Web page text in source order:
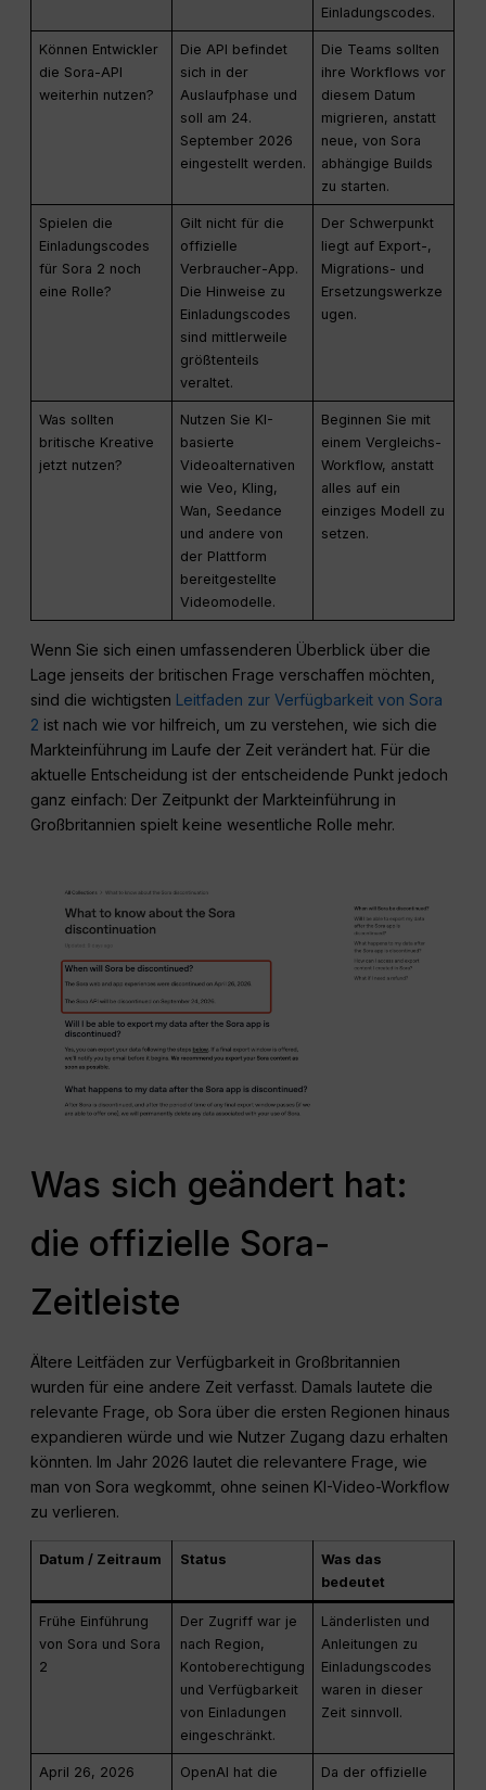
Einladungscodes.
Können Entwickler
die Sora-API
weiterhin nutzen?
Die API befindet
sich in der
Auslaufphase und
soll am 24.
September 2026
eingestellt werden.
Die Teams sollten
ihre Workflows vor
diesem Datum
migrieren, anstatt
neue, von Sora
abhängige Builds
zu starten.
Spielen die
Einladungscodes
für Sora 2 noch
eine Rolle?
Gilt nicht für die
offizielle
Verbraucher-App.
Die Hinweise zu
Einladungscodes
sind mittlerweile
größtenteils
veraltet.
Der Schwerpunkt
liegt auf Export-,
Migrations- und
Ersetzungswerkze
ugen.
Was sollten
britische Kreative
jetzt nutzen?
Nutzen Sie KI-
basierte
Videoalternativen
wie Veo, Kling,
Wan, Seedance
und andere von
der Plattform
bereitgestellte
Videomodelle.
Beginnen Sie mit
einem Vergleichs-
Workflow, anstatt
alles auf ein
einziges Modell zu
setzen.
Wenn Sie sich einen umfassenderen Überblick über die
Lage jenseits der britischen Frage verschaffen möchten,
sind die wichtigsten Leitfaden zur Verfügbarkeit von Sora
2 ist nach wie vor hilfreich, um zu verstehen, wie sich die
Markteinführung im Laufe der Zeit verändert hat. Für die
aktuelle Entscheidung ist der entscheidende Punkt jedoch
ganz einfach: Der Zeitpunkt der Markteinführung in
Großbritannien spielt keine wesentliche Rolle mehr.
Was sich geändert hat:
die offizielle Sora-
Zeitleiste
Ältere Leitfäden zur Verfügbarkeit in Großbritannien
wurden für eine andere Zeit verfasst. Damals lautete die
relevante Frage, ob Sora über die ersten Regionen hinaus
expandieren würde und wie Nutzer Zugang dazu erhalten
könnten. Im Jahr 2026 lautet die relevantere Frage, wie
man von Sora wegkommt, ohne seinen KI-Video-Workflow
zu verlieren.
Datum / Zeitraum Status
Was das
bedeutet
Frühe Einführung
von Sora und Sora
2
Der Zugriff war je
nach Region,
Kontoberechtigung
und Verfügbarkeit
von Einladungen
eingeschränkt.
Länderlisten und
Anleitungen zu
Einladungscodes
waren in dieser
Zeit sinnvoll.
April 26, 2026
OpenAI hat die
Da der offizielle